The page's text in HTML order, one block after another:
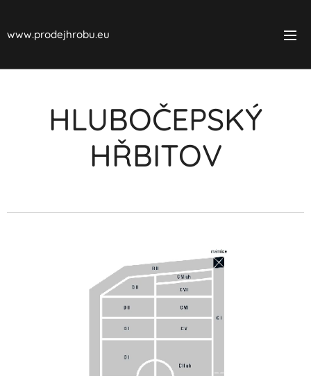
www.prodejhrobu.eu
HLUBOČEPSKÝ
HŘBITOV